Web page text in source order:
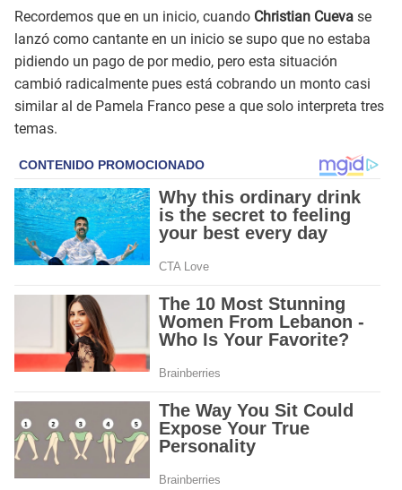
Recordemos que en un inicio, cuando Christian Cueva se
lanzó como cantante en un inicio se supo que no estaba
pidiendo un pago de por medio, pero esta situación
cambió radicalmente pues está cobrando un monto casi
similar al de Pamela Franco pese a que solo interpreta tres
temas.